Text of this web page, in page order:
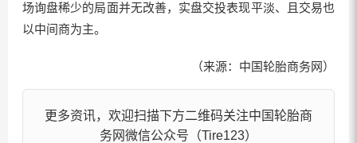
场询盘稀少的局面并无改善，实盘交投表现平淡、且交易也
以中间商为主。
（来源：中国轮胎商务网）
更多资讯，欢迎扫描下方二维码关注中国轮胎商
务网微信公众号（Tire123）